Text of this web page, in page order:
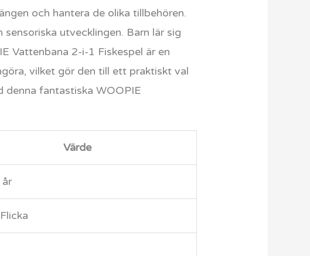
och hantera de olika tillbehören.
utvecklingen. Barn lär sig
Vattenbana 2-i-1 Fiskespel är en
vilket gör den till ett praktiskt val
denna fantastiska WOOPIE
Värde
år